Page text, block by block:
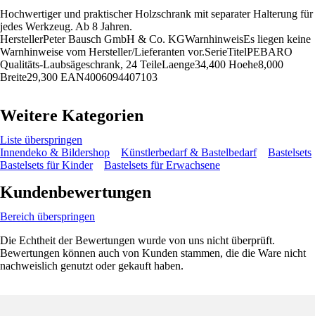
Hochwertiger und praktischer Holzschrank mit separater Halterung für
jedes Werkzeug. Ab 8 Jahren.
HerstellerPeter Bausch GmbH & Co. KGWarnhinweisEs liegen keine
Warnhinweise vom Hersteller/Lieferanten vor.SerieTitelPEBARO
Qualitäts-Laubsägeschrank, 24 TeileLaenge34,400 Hoehe8,000
Breite29,300 EAN4006094407103
Weitere Kategorien
Liste überspringen
Innendeko & Bildershop
Künstlerbedarf & Bastelbedarf
Bastelsets
Bastelsets für Kinder
Bastelsets für Erwachsene
Kundenbewertungen
Bereich überspringen
Die Echtheit der Bewertungen wurde von uns nicht überprüft.
Bewertungen können auch von Kunden stammen, die die Ware nicht
nachweislich genutzt oder gekauft haben.